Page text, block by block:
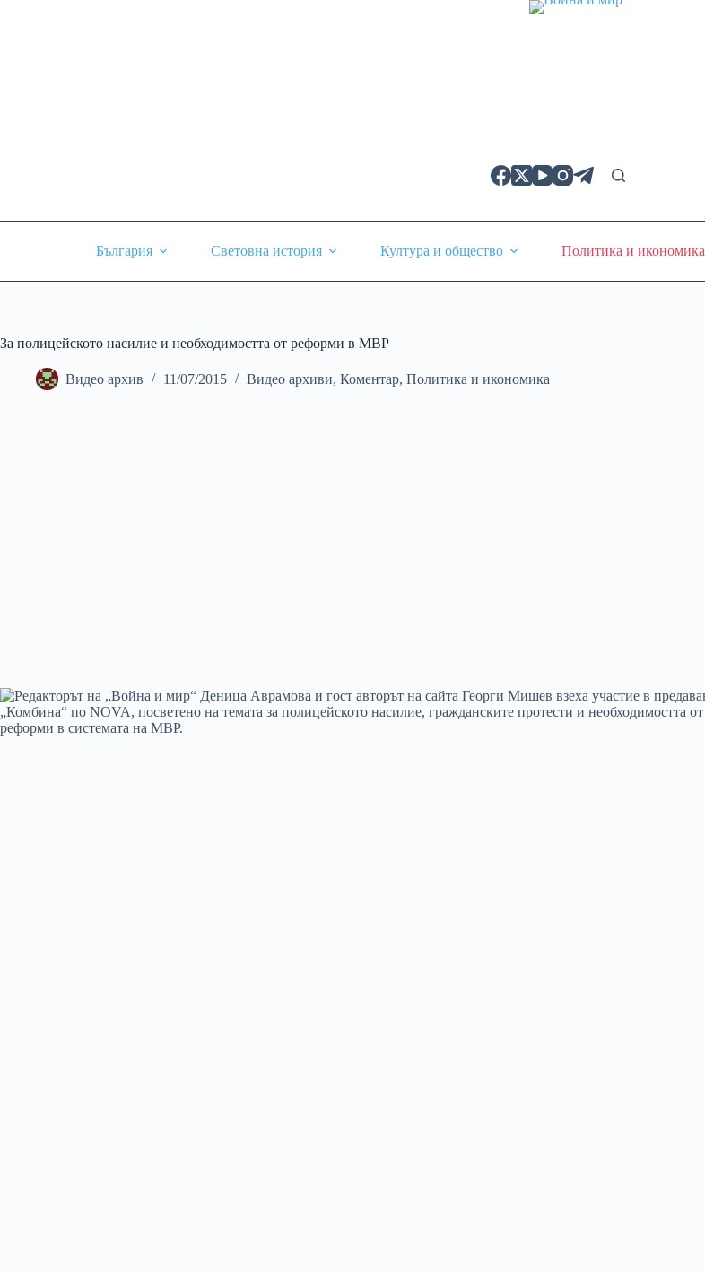
България Световна история Култура и общество Политика и икономика
За полицейското насилие и необходимостта от реформи в МВР
Видео архив 11/07/2015 Видео архиви, Коментар, Политика и икономика